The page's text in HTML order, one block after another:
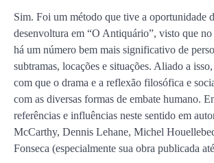
Sim. Foi um método que tive a oportunidade
desenvoltura em “O Antiquário”, visto que
há um número bem mais significativo de
subtramas, locações e situações. Aliado a
com que o drama e a reflexão filosófica e
com as diversas formas de embate humano.
referências e influências neste sentido em
McCarthy, Dennis Lehane, Michel
Fonseca (especialmente sua obra publicada